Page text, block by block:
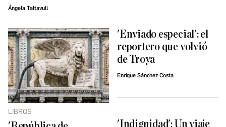
Ángela Taltavull
LIBROS
'Enviado especial': el
reportero que volvió
de Troya
Enrique Sánchez Costa
'Indignidad': Un viaje